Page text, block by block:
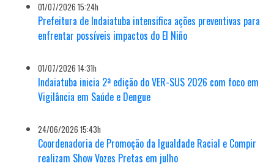
01/07/2026 15:24h
Prefeitura de Indaiatuba intensifica ações preventivas para
enfrentar possíveis impactos do El Niño
01/07/2026 14:31h
Indaiatuba inicia 2ª edição do VER-SUS 2026 com foco em
Vigilância em Saúde e Dengue
24/06/2026 15:43h
Coordenadoria de Promoção da Igualdade Racial e Compir
realizam Show Vozes Pretas em julho